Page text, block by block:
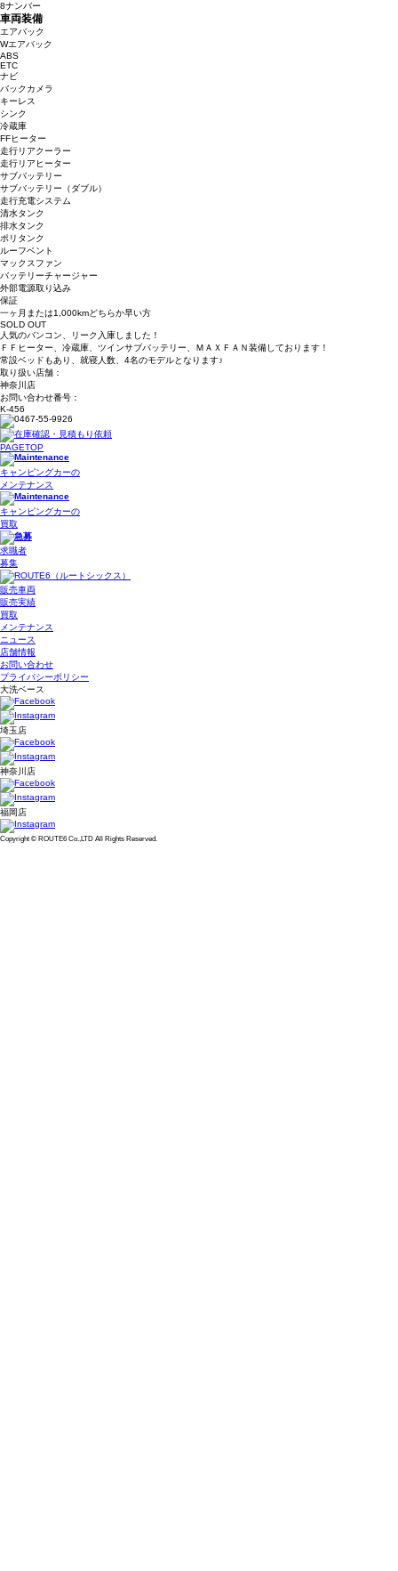
8ナンバー
車両装備
エアバック
Wエアバック
ABS
ETC
ナビ
バックカメラ
キーレス
シンク
冷蔵庫
FFヒーター
走行リアクーラー
走行リアヒーター
サブバッテリー
サブバッテリー（ダブル）
走行充電システム
清水タンク
排水タンク
ポリタンク
ルーフベント
マックスファン
バッテリーチャージャー
外部電源取り込み
保証
一ヶ月または1,000kmどちらか早い方
SOLD OUT
人気のバンコン、リーク入庫しました！
ＦＦヒーター、冷蔵庫、ツインサブバッテリー、ＭＡＸＦＡＮ装備しております！
常設ベッドもあり、就寝人数、4名のモデルとなります♪
取り扱い店舗：
神奈川店
お問い合わせ番号：
K-456
PAGETOP
キャンピングカーの
メンテナンス
キャンピングカーの
買取
求職者
募集
販売車両
販売実績
買取
メンテナンス
ニュース
店舗情報
お問い合わせ
プライバシーポリシー
大洗ベース
埼玉店
神奈川店
福岡店
Copyright © ROUTE6 Co.,LTD All Rights Reserved.